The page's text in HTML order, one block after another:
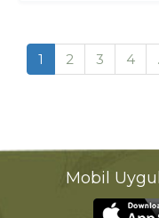
1 2 3 4
Mobil